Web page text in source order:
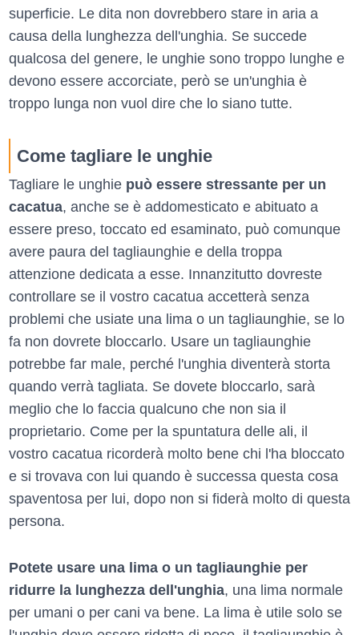
superficie. Le dita non dovrebbero stare in aria a
causa della lunghezza dell'unghia. Se succede
qualcosa del genere, le unghie sono troppo lunghe e
devono essere accorciate, però se un'unghia è
troppo lunga non vuol dire che lo siano tutte.
Come tagliare le unghie
Tagliare le unghie può essere stressante per un
cacatua, anche se è addomesticato e abituato a
essere preso, toccato ed esaminato, può comunque
avere paura del tagliaunghie e della troppa
attenzione dedicata a esse. Innanzitutto dovreste
controllare se il vostro cacatua accetterà senza
problemi che usiate una lima o un tagliaunghie, se lo
fa non dovrete bloccarlo. Usare un tagliaunghie
potrebbe far male, perché l'unghia diventerà storta
quando verrà tagliata. Se dovete bloccarlo, sarà
meglio che lo faccia qualcuno che non sia il
proprietario. Come per la spuntatura delle ali, il
vostro cacatua ricorderà molto bene chi l'ha bloccato
e si trovava con lui quando è successa questa cosa
spaventosa per lui, dopo non si fiderà molto di questa
persona.
Potete usare una lima o un tagliaunghie per
ridurre la lunghezza dell'unghia, una lima normale
per umani o per cani va bene. La lima è utile solo se